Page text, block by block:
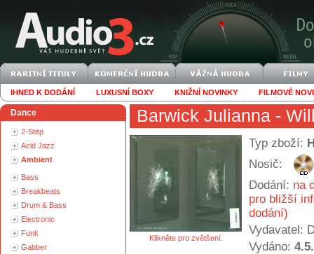
IHNED K DODÁNÍ LUXUSNÍ BOXY KNIŽNÍ NOVINKY FILMOVÉ
Dance
2-Step
Acid Jazz
Ambient
Bass
Breakbeats
Drum & Bass
Electronic
Funk
Gabber
Barwick Julianna -
Klikněte pro zvětšení.
Typ zboží:
Nosič:
Dodání: na
pro bližší
dodání)
Vydavatel:
Vydáno: